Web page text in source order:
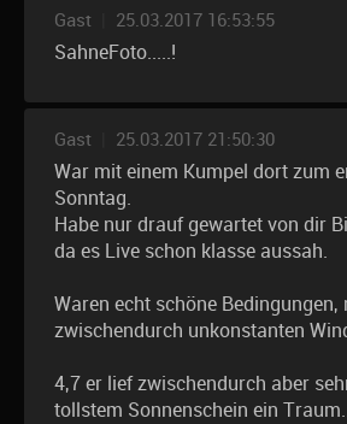
Gast 25.03.2017 16:53:55
SahneFoto.....!
Gast 25.03.2017 21:50:30
War mit einem Kumpel dort zum
Sonntag.
Habe nur drauf gewartet von dir
da es Live schon klasse aussah.
Waren echt schöne
zwischendurch unkonstanten
4,7 er lief zwischendurch aber
tollstem Sonnenschein ein